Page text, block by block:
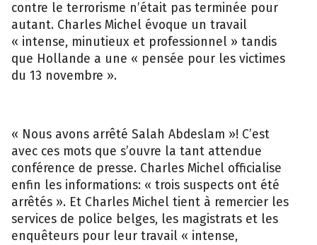
contre le terrorisme n’était pas terminée pour
autant. Charles Michel évoque un travail
« intense, minutieux et professionnel » tandis
que Hollande a une « pensée pour les victimes
du 13 novembre ».
« Nous avons arrêté Salah Abdeslam »! C’est
avec ces mots que s’ouvre la tant attendue
conférence de presse. Charles Michel officialise
enfin les informations: « trois suspects ont été
arrêtés ». Et Charles Michel tient à remercier les
services de police belges, les magistrats et les
enquêteurs pour leur travail « intense,